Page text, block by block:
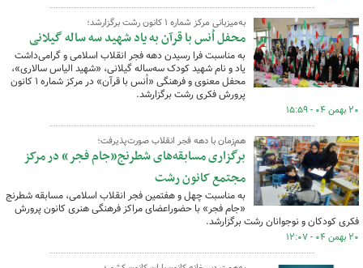
به‌میزبانی مرکز شماره ۱ کانون رشت برگزارشد؛
محفل اُنس با قرآن به یاد شهید سه‌ ساله گیلانی
به مناسبت فرا رسیدن دهه‌ فجر انقلاب اسلامی و گرامی‌داشت
یاد و نام شهید کودک سه‌ساله‌ گیلانی، «شهید الیاس سالاری»،
محفل معنوی و فرهنگی «اُنس با قرآن» در مرکز شماره ۱ کانون
پرورش فکری رشت برگزارشد.
۲۰ بهمن ۰۴ - ۱۵:۵۹
هم‌زمان با دهه فجر انقلاب صورت‌پذیرفت؛
برگزاری مسابقه‌های شطرنج«جام فجر» در مرکز
مجتمع کانون رشت
به مناسبت چهل و هفتمین فجر انقلاب اسلامی، مسابقه شطرنج
«جام فجر» با حضوراعضای مراکز فرهنگی هنری کانون پرورش
فکری کودکان و نوجوانان رشت برگزارشد.
۲۰ بهمن ۰۴ - ۱۲:۰۷